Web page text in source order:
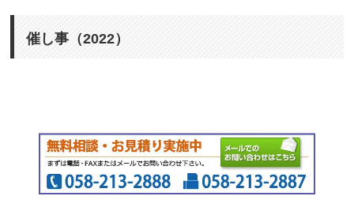
催し事（2022）